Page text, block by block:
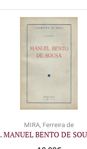
MIRA, Ferreira de
. MANUEL BENTO DE